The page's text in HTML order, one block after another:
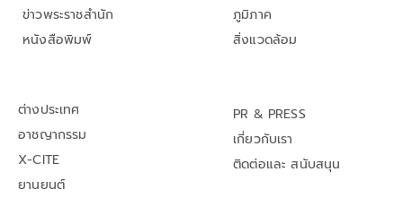
ข่าวพระราชสำนัก
หนังสือพิมพ์
ภูมิภาค
สิ่งแวดล้อม
ต่างประเทศ
อาชญากรรม
X-CITE
ยานยนต์
PR & PRESS
เกี่ยวกับเรา
ติดต่อและ สนับสนุน